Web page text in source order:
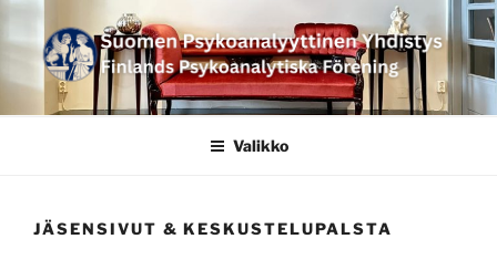
sisältöön
SUOMEN
PSYKOANALYYTTINEN
PSYKOANALYTISKA
Valikko
JÄSENSIVUT & KESKUSTELUPALSTA